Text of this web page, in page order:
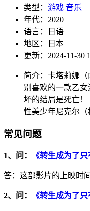
类型： 游戏 音乐
年代： 2020
语言：
日语
地区：
日本
更新： 2024-11-30
简介： 卡塔莉娜（
别喜欢的一款乙
坏的结局是死亡
性美少年尼克尔（
常见问题
1、问： 《转生成为了
答：这部影片的上映时
2、问： 《转生成为了